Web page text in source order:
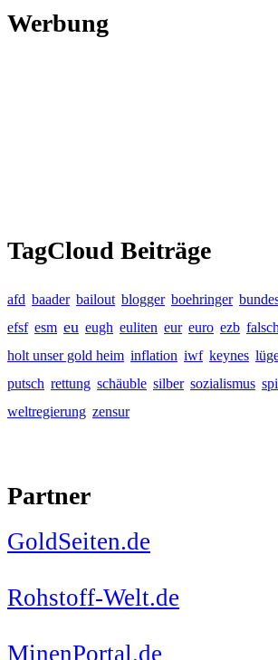
Werbung
TagCloud Beiträge
afd baader bailout blogger boehringer
efsf esm eu eugh euliten eur euro ezb
holt unser gold heim inflation iwf keynes
putsch rettung schäuble silber sozialismus
weltregierung zensur
Partner
GoldSeiten.de
Rohstoff-Welt.de
MinenPortal.de